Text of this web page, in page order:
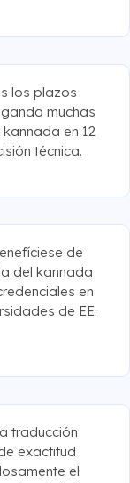
los plazos
muchas
en 12
técnica.
de
del kannada
en
de EE.
traducción
exactitud
el